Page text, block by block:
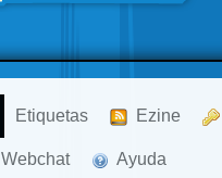
Etiquetas Ezine
Webchat Ayuda